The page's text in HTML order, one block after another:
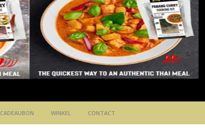
CADEAUBON WINKEL CONTACT